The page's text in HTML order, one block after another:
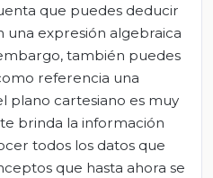
que puedes deducir
una expresión algebraica
también puedes
referencia una
plano cartesiano es muy
brinda la información
todos los datos que
que hasta ahora se